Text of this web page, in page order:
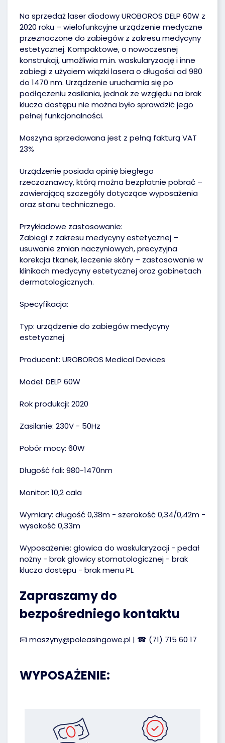
Na sprzedaż laser diodowy UROBOROS DELP 60W z
2020 roku – wielofunkcyjne urządzenie medyczne
przeznaczone do zabiegów z zakresu medycyny
estetycznej. Kompaktowe, o nowoczesnej
konstrukcji, umożliwia m.in. waskularyzację i inne
zabiegi z użyciem wiązki lasera o długości od 980
do 1470 nm. Urządzenie uruchamia się po
podłączeniu zasilania, jednak ze względu na brak
klucza dostępu nie można było sprawdzić jego
pełnej funkcjonalności.
Maszyna sprzedawana jest z pełną fakturą VAT
23%
Urządzenie posiada opinię biegłego
rzeczoznawcy, którą można bezpłatnie pobrać –
zawierającą szczegóły dotyczące wyposażenia
oraz stanu technicznego.
Przykładowe zastosowanie:
Zabiegi z zakresu medycyny estetycznej –
usuwanie zmian naczyniowych, precyzyjna
korekcja tkanek, leczenie skóry – zastosowanie w
klinikach medycyny estetycznej oraz gabinetach
dermatologicznych.
Specyfikacja:
Typ: urządzenie do zabiegów medycyny
estetycznej
Producent: UROBOROS Medical Devices
Model: DELP 60W
Rok produkcji: 2020
Zasilanie: 230V - 50Hz
Pobór mocy: 60W
Długość fali: 980-1470nm
Monitor: 10,2 cala
Wymiary: długość 0,38m - szerokość 0,34/0,42m -
wysokość 0,33m
Wyposażenie: głowica do waskularyzacji - pedał
nożny - brak głowicy stomatologicznej - brak
klucza dostępu - brak menu PL
Zapraszamy do
bezpośredniego kontaktu
📧 maszyny@poleasingowe.pl | ☎ (71) 715 60 17
WYPOSAŻENIE: